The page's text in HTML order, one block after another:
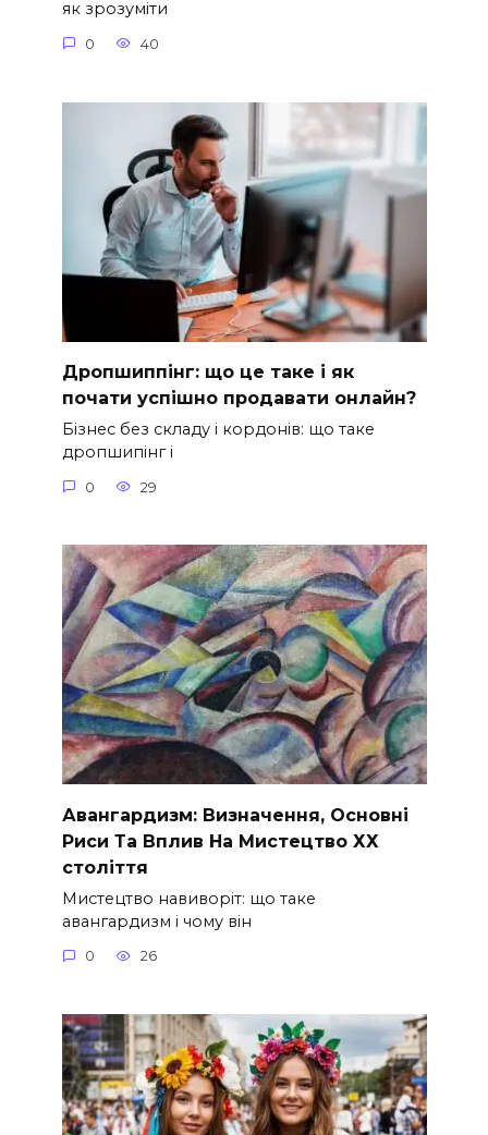
як зрозуміти
0 40
Дропшиппінг: що це таке і як
почати успішно продавати онлайн?
Бізнес без складу і кордонів: що таке
дропшипінг і
0 29
Авангардизм: Визначення, Основні
Риси Та Вплив На Мистецтво ХХ
століття
Мистецтво навиворіт: що таке
авангардизм і чому він
0 26